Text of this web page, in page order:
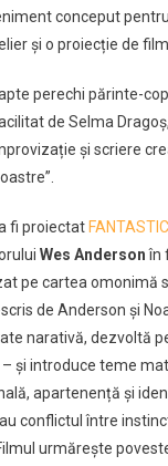
conceput
și o proiecție de
perechi părinte-
de Selma
și scriere
fi proiectat
Wes Andersonîn
pe cartea omonimă
de Anderson și
narativă, dezvoltă
– și introduce teme
apartenență și
conflictul între
urmărește